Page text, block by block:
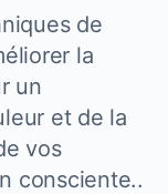
de
la
un
et de la
vos
consciente..